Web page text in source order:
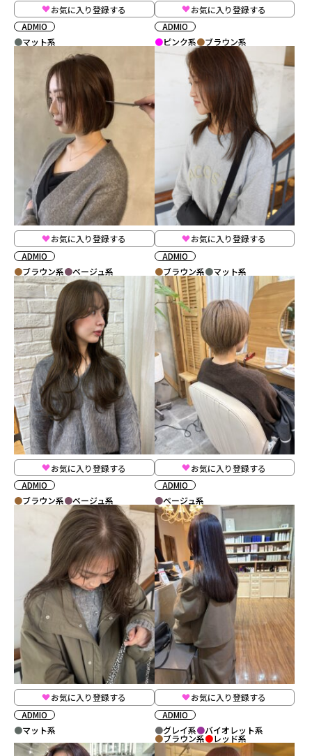
お気に入り登録する
ADMIO
マット系
お気に入り登録する
ADMIO
ピンク系
ブラウン系
お気に入り登録する
ADMIO
ブラウン系
ベージュ系
お気に入り登録する
ADMIO
ブラウン系
マット系
お気に入り登録する
ADMIO
ブラウン系
ベージュ系
お気に入り登録する
ADMIO
ベージュ系
お気に入り登録する
ADMIO
マット系
お気に入り登録する
ADMIO
グレイ系
バイオレット系
ブラウン系 レッド系